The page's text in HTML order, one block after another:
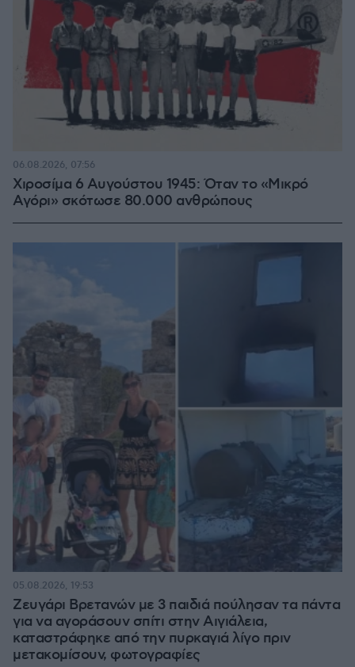
Χιροσίμα 6 Αυγούστου 1945: Όταν το «Μικρό
Αγόρι» σκότωσε 80.000 ανθρώπους
06.08.2026, 07:56
Ζευγάρι Βρετανών με 3 παιδιά πούλησαν τα πάντα
για να αγοράσουν σπίτι στην Αιγιάλεια,
καταστράφηκε από την πυρκαγιά λίγο πριν
μετακομίσουν, φωτογραφίες
05.08.2026, 19:53